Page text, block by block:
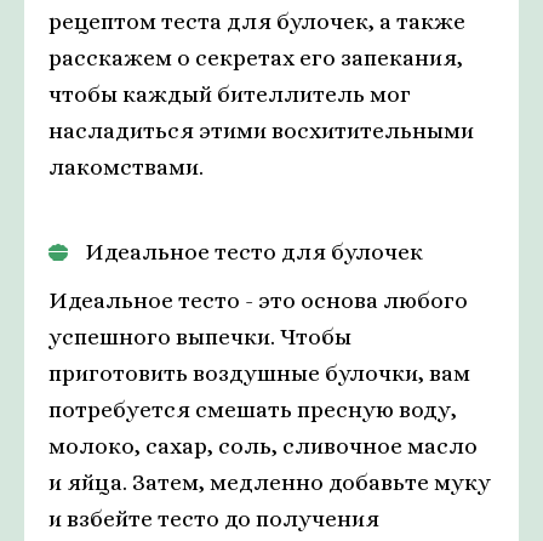
рецептом теста для булочек, а также
расскажем о секретах его запекания,
чтобы каждый бителлитель мог
насладиться этими восхитительными
лакомствами.
Идеальное тесто для булочек
Идеальное тесто - это основа любого
успешного выпечки. Чтобы
приготовить воздушные булочки, вам
потребуется смешать пресную воду,
молоко, сахар, соль, сливочное масло
и яйца. Затем, медленно добавьте муку
и взбейте тесто до получения